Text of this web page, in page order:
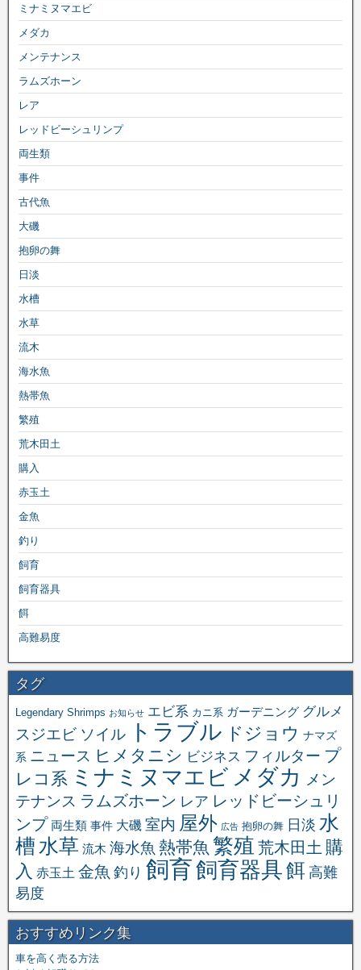
ミナミヌマエビ
メダカ
メンテナンス
ラムズホーン
レア
レッドビーシュリンプ
両生類
事件
古代魚
大磯
抱卵の舞
日淡
水槽
水草
流木
海水魚
熱帯魚
繁殖
荒木田土
購入
赤玉土
金魚
釣り
飼育
飼育器具
餌
高難易度
タグ
Legendary Shrimps お知らせ エビ系 カニ系 ガーデニング グルメ
スジエビ ソイル トラブル ドジョウ ナマズ
系 ニュース ヒメタニシ ビジネス フィルター プ
レコ系 ミナミヌマエビ メダカ
メン
テナンス ラムズホーン レア レッドビーシュリ
ンプ 両生類 事件 大磯 室内 屋外 広告 抱卵の舞 日淡 水
槽 水草 流木 海水魚 熱帯魚 繁殖 荒木田土 購
入 赤玉土 金魚 釣り 飼育飼育器具餌 高難
易度
おすすめリンク集
車を高く売る方法